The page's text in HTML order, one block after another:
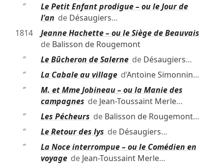
″
Le Petit Enfant prodigue – ou le Jour de
l'an de Désaugiers…
1814
Jeanne Hachette – ou le Siège de Beauvais
de Balisson de Rougemont
″
Le Bûcheron de Salernede Désaugiers…
″
La Cabale au villaged’Antoine Simonnin…
″
M. et Mme Jobineau – ou la Manie des
campagnes de Jean-Toussaint Merle…
″
Les Pécheurs de Balisson de Rougemont…
″
Le Retour des lys de Désaugiers…
″
La Noce interrompue – ou le Comédien en
voyagede Jean-Toussaint Merle…